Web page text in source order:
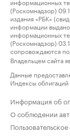
информационных
(Роскомнадзор)
издания «РБК»
информации
информационных
(Роскомнадзор)
сопровождаются
Владельцем сайта
Данные
Индексы
Информация об
О соблюдении